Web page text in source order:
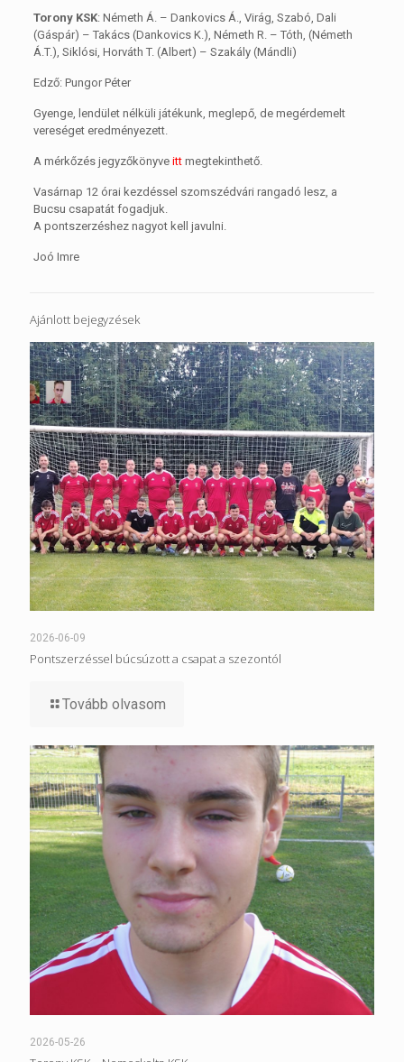
Torony KSK: Németh Á. – Dankovics Á., Virág, Szabó, Dali
(Gáspár) – Takács (Dankovics K.), Németh R. – Tóth, (Németh
Á.T.), Siklósi, Horváth T. (Albert) – Szakály (Mándli)
Edző: Pungor Péter
Gyenge, lendület nélküli játékunk, meglepő, de megérdemelt
vereséget eredményezett.
A mérkőzés jegyzőkönyve ittmegtekinthető.
Vasárnap 12 órai kezdéssel szomszédvári rangadó lesz, a
Bucsu csapatát fogadjuk.
A pontszerzéshez nagyot kell javulni.
Joó Imre
Ajánlott bejegyzések
2026-06-09
Pontszerzéssel búcsúzott a csapat a szezontól
Tovább olvasom
2026-05-26